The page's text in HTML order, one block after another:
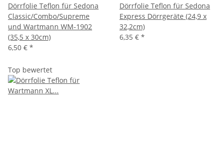
Dörrfolie Teflon für Sedona
Classic/Combo/Supreme
und Wartmann WM-1902
(35,5 x 30cm)
6,50 € *
Dörrfolie Teflon für Sedona
Express Dörrgeräte (24,9 x
32,2cm)
6,35 € *
Top bewertet